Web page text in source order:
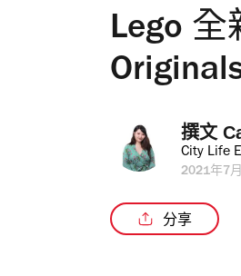
Lego
撰文
City Life
2021年7
分享